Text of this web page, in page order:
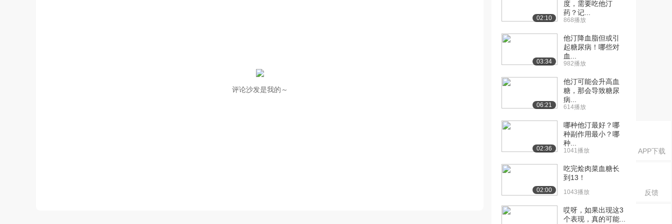
APP下载
反馈
评论沙发是我的～
02:10
度，需要吃他汀
药？记...
868播放
03:34
他汀降血脂但或引
起糖尿病！哪些对
血...
982播放
06:21
他汀可能会升高血
糖，那会导致糖尿
病...
614播放
02:36
哪种他汀最好？哪
种副作用最小？哪
种...
1041播放
02:00
吃完烩肉菜血糖长
到13！
1043播放
哎呀，如果出现这3
个表现，真的可能...